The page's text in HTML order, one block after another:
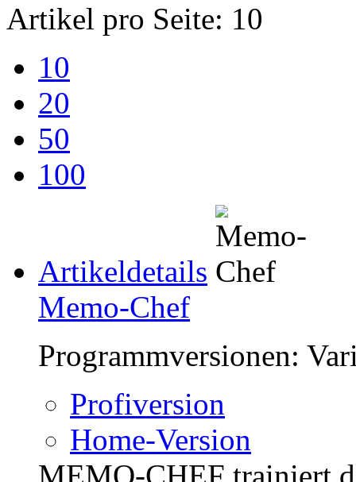
Artikel pro Seite: 10
10
20
50
100
Artikeldetails
Memo-Chef
Programmversionen:
Profiversion
Home-Version
MEMO-CHEF trainiert